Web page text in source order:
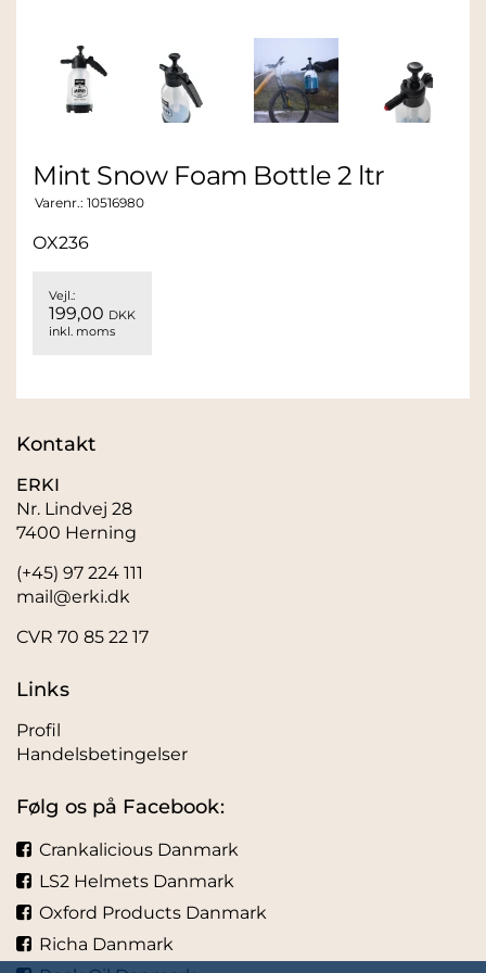
Mint Snow Foam Bottle 2 ltr
Varenr.: 10516980
OX236
Vejl.:
199,00 DKK
inkl. moms
Kontakt
ERKI
Nr. Lindvej 28
7400 Herning
(+45) 97 224 111
mail@erki.dk
CVR 70 85 22 17
Links
Profil
Handelsbetingelser
Følg os på Facebook:
Crankalicious Danmark
LS2 Helmets Danmark
Oxford Products Danmark
Richa Danmark